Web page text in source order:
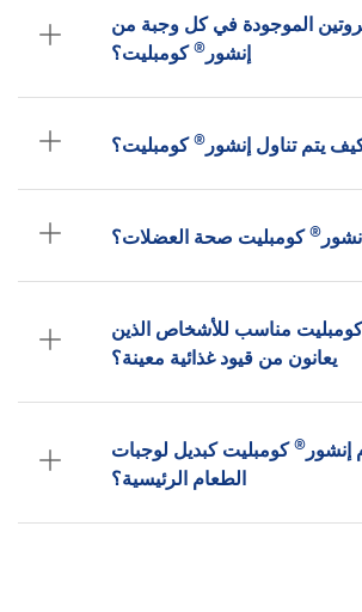
الموجودة في كل وجبة من
إنشور®كومبليت؟
يتم تناول إنشور®كومبليت؟
®كومبليت صحة العضلات؟
مناسب للأشخاص الذين
يعانون من قيود غذائية معينة؟
إنشور®كومبليت كبديل لوجبات
الطعام الرئيسية؟